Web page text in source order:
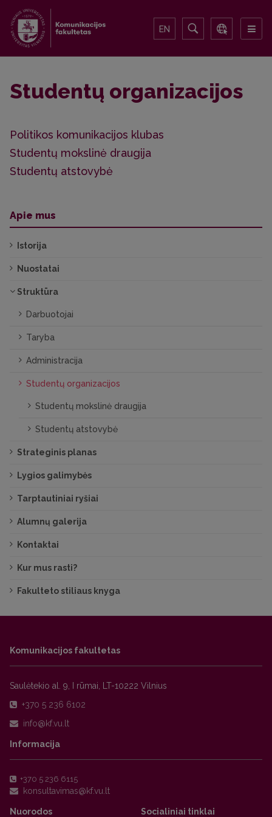
EN
Studentų organizacijos
Politikos komunikacijos klubas
Studentų mokslinė draugija
Studentų atstovybė
Apie mus
Istorija
Nuostatai
Struktūra
Darbuotojai
Taryba
Administracija
Studentų organizacijos
Studentų mokslinė draugija
Studentų atstovybė
Strateginis planas
Lygios galimybės
Tarptautiniai ryšiai
Alumnų galerija
Kontaktai
Kur mus rasti?
Fakulteto stiliaus knyga
Komunikacijos fakultetas
Saulėtekio al. 9, I rūmai, LT-10222 Vilnius
+370 5 236 6102
Informacija
+370 5 236 6115
Nuorodos Socialiniai tinklai